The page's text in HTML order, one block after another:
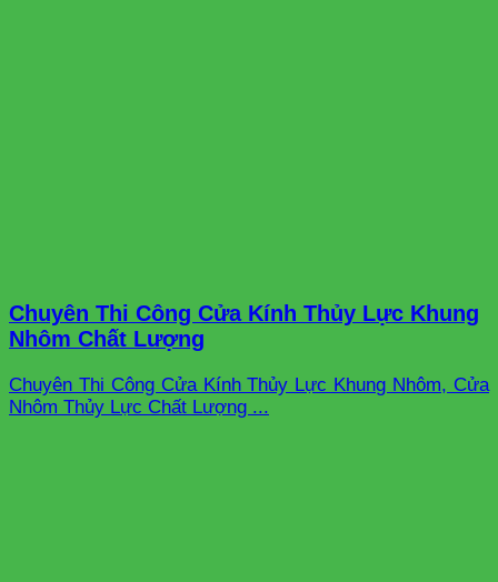
Chuyên Thi Công Cửa Kính Thủy Lực Khung
Nhôm Chất Lượng
Chuyên Thi Công Cửa Kính Thủy Lực Khung Nhôm, Cửa
Nhôm Thủy Lực Chất Lượng ...